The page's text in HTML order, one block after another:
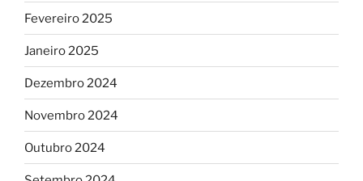
Fevereiro 2025
Janeiro 2025
Dezembro 2024
Novembro 2024
Outubro 2024